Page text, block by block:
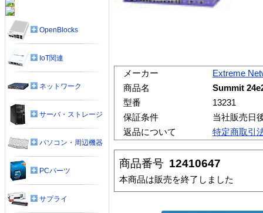
メーカー
Extreme
商品名
Summit
型番
13231
保証条件
当社販売日
返品について
特定商取引
商品番号 12410647
本商品は販売を終了しました
OpenBlocks
IoT関連
ネットワーク
サーバ・ストレージ
パソコン・周辺機器
PCパーツ
サプライ